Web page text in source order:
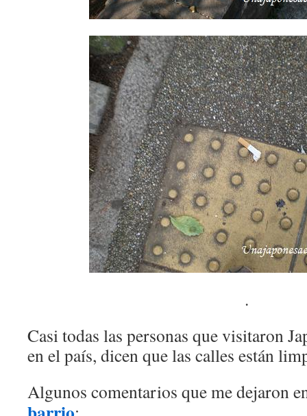
.
Casi todas las personas que visitaron
en el país, dicen que las calles están
Algunos comentarios que me dejaron